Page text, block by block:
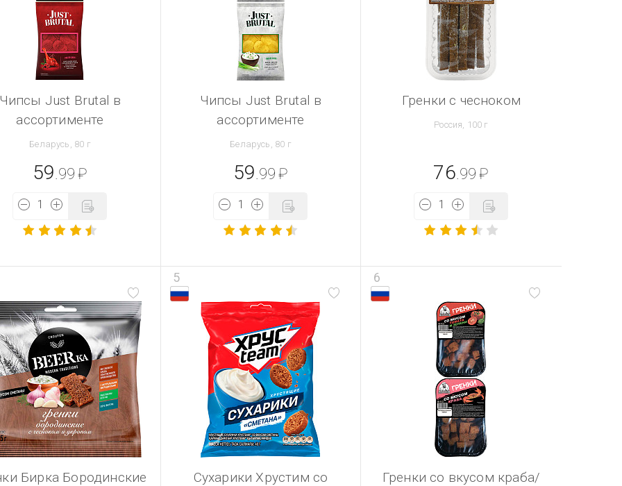
Just Brutal в
ассортименте
Беларусь, 80 г
59 .99 ₽
Чипсы Just Brutal в
ассортименте
Беларусь, 80 г
59 .99 ₽
Гренки с чесноком
Россия, 100 г
76 .99 ₽
Бирка Бородинские
5
Сухарики Хрустим со
6
Гренки со вкусом краба/